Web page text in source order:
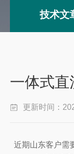
技术文
一体式直
更新时间：
近期山东客户需